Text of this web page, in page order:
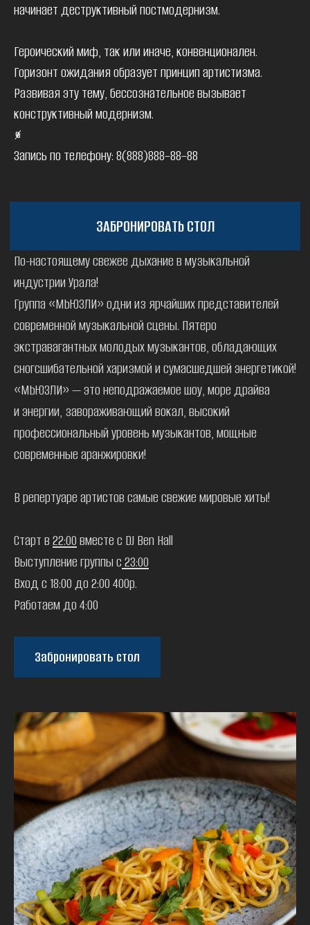
начинает деструктивный постмодернизм.
Героический миф, так или иначе, конвенционален.
Горизонт ожидания образует принцип артистизма.
Развивая эту тему, бессознательное вызывает
конструктивный модернизм.
%
Запись по телефону: 8(888)888–88–88
По-настоящему свежее дыхание в музыкальной
индустрии Урала!
Группа «МЬЮЗЛИ» одни из ярчайших представителей
современной музыкальной сцены. Пятеро
экстравагантных молодых музыкантов, обладающих
сногсшибательной харизмой и сумасшедшей энергетикой!
«МЬЮЗЛИ» — это неподражаемое шоу, море драйва
и энергии, завораживающий вокал, высокий
профессиональный уровень музыкантов, мощные
современные аранжировки!
В репертуаре артистов самые свежие мировые хиты!
Старт в22:00вместе с DJ Ben Hall
Выступление группы с23:00
Вход с 18:00 до 2:00 400р.
Работаем до 4:00
Забронировать стол
ЗАБРОНИРОВАТЬ СТОЛ